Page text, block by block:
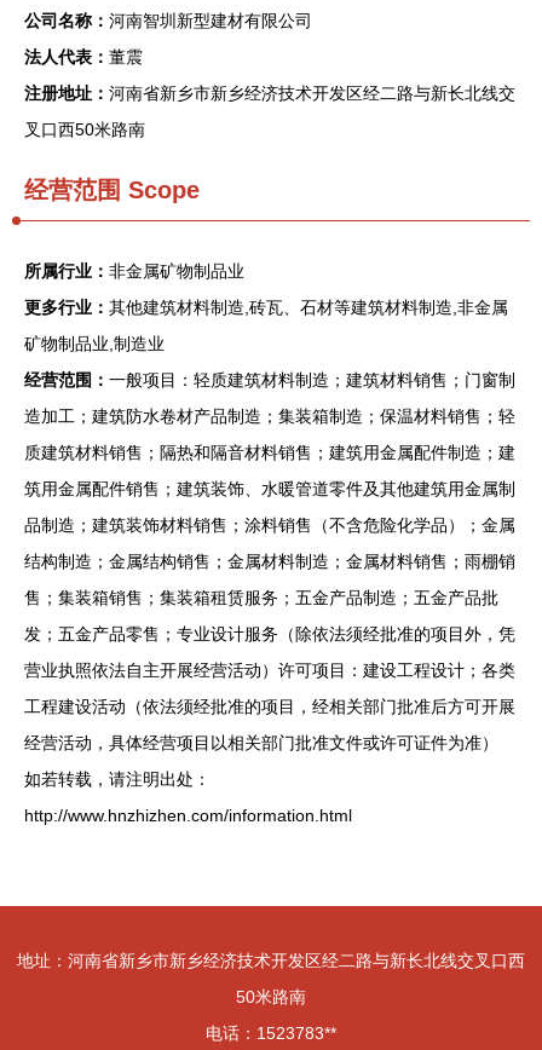
公司名称： 河南智圳新型建材有限公司
法人代表： 董震
注册地址： 河南省新乡市新乡经济技术开发区经二路与新长北线交
叉口西50米路南
经营范围 Scope
所属行业： 非金属矿物制品业
更多行业： 其他建筑材料制造,砖瓦、石材等建筑材料制造,非金属
矿物制品业,制造业
经营范围： 一般项目：轻质建筑材料制造；建筑材料销售；门窗制
造加工；建筑防水卷材产品制造；集装箱制造；保温材料销售；轻
质建筑材料销售；隔热和隔音材料销售；建筑用金属配件制造；建
筑用金属配件销售；建筑装饰、水暖管道零件及其他建筑用金属制
品制造；建筑装饰材料销售；涂料销售（不含危险化学品）；金属
结构制造；金属结构销售；金属材料制造；金属材料销售；雨棚销
售；集装箱销售；集装箱租赁服务；五金产品制造；五金产品批
发；五金产品零售；专业设计服务（除依法须经批准的项目外，凭
营业执照依法自主开展经营活动）许可项目：建设工程设计；各类
工程建设活动（依法须经批准的项目，经相关部门批准后方可开展
经营活动，具体经营项目以相关部门批准文件或许可证件为准）
如若转载，请注明出处：
http://www.hnzhizhen.com/information.html
地址：河南省新乡市新乡经济技术开发区经二路与新长北线交叉口西
50米路南
电话：1523783**